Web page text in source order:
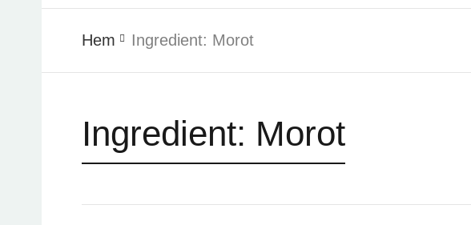
Hem Ingredient: Morot
Ingredient: Morot